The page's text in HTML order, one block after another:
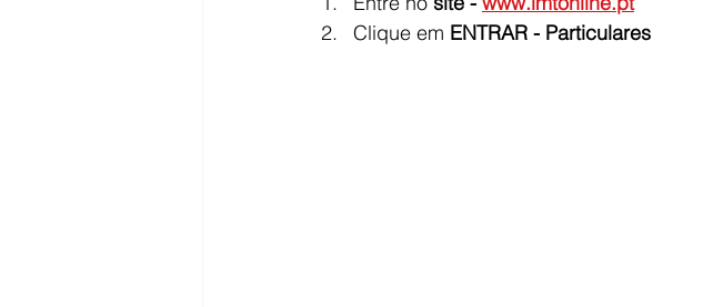
Clique em ENTRAR - Particulares